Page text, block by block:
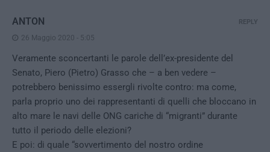
ANTON
26 Maggio 2020 - 5:05
Veramente sconcertanti le parole dell’ex-presidente del
Senato, Piero (Pietro) Grasso che – a ben vedere –
potrebbero benissimo essergli rivolte contro: ma come,
parla proprio uno dei rappresentanti di quelli che bloccano in
alto mare le navi delle ONG cariche di “migranti” durante
tutto il periodo delle elezioni?
E poi: di quale “sovvertimento del nostro ordine
REPLY